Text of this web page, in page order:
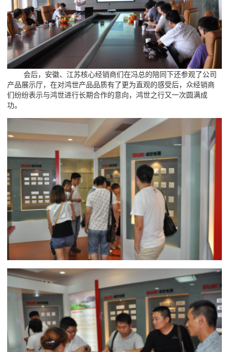
会后，安徽、江苏核心经销商们在冯总的陪同下还参观了公司
产品展示厅，在对鸿世产品品质有了更为直观的感受后，众经销商
们纷纷表示与鸿世进行长期合作的意向，鸿世之行又一次圆满成
功。